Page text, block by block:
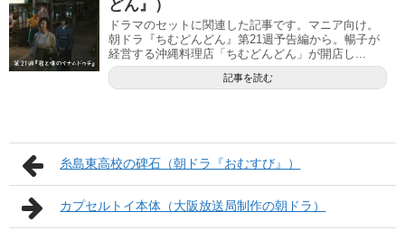
どん』）
ドラマのセットに関連した記事です。マニア向け。
朝ドラ『ちむどんどん』第21週予告編から。暢子が
経営する沖縄料理店「ちむどんどん」が開店し...
記事を読む
糸島東高校の碑石（朝ドラ『おむすび』）
カプセルトイ本体（大阪放送局制作の朝ドラ）